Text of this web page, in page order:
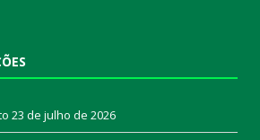
23 de julho de 2026